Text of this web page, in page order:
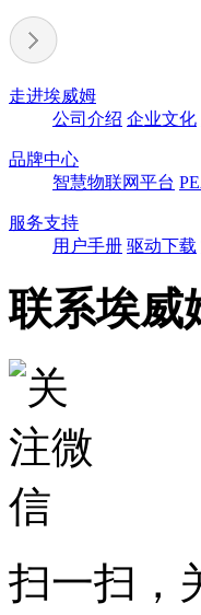
走进埃威姆
公司介绍 企业文化
品牌中心
智慧物联网平台
服务支持
用户手册 驱动下载
联系埃威
扫一扫，